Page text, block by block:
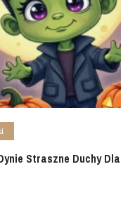
Straszne Duchy Dla